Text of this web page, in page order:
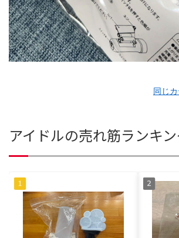
同じ
アイドルの売れ筋ランキ